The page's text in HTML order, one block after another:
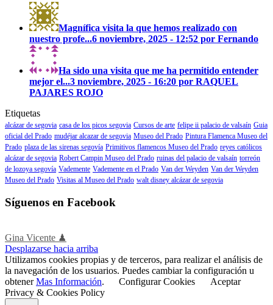
Magnífica visita la que hemos realizado con
nuestro profe...6 noviembre, 2025 - 12:52 por Fernando
Ha sido una visita que me ha permitido entender
mejor el...3 noviembre, 2025 - 16:20 por RAQUEL
PAJARES ROJO
Etiquetas
alcázar de segovia casa de los picos segovia Cursos de arte felipe ii palacio de valsaín Guia
oficial del Prado mudéjar alcazar de segovia Museo del Prado Pintura Flamenca Museo del
Prado plaza de las sirenas segovía Primitivos flamencos Museo del Prado reyes católicos
alcázar de segovia Robert Campin Museo del Prado ruinas del palacio de valsaín torreón
de lozoya segovía Vademente Vademente en el Prado Van der Weyden Van der Weyden
Museo del Prado Visitas al Museo del Prado walt disney alcázar de segovia
Síguenos en Facebook
Gina Vicente ♟
Desplazarse hacia arriba
Utilizamos cookies propias y de terceros, para realizar el análisis de
la navegación de los usuarios. Puedes cambiar la configuración u
obtenerMas Información. Configurar Cookies
Aceptar
Privacy & Cookies Policy